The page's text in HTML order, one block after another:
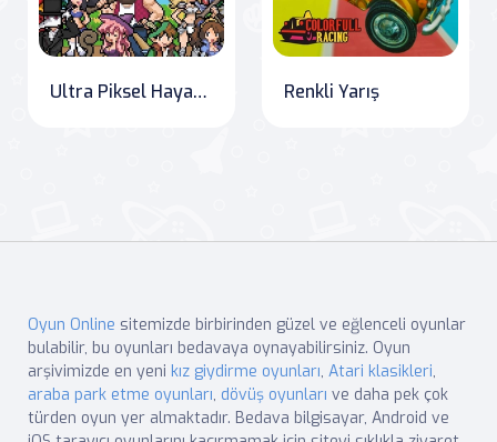
Ultra Piksel Hayatta Kalma Renkli Yarış
Oyun Online sitemizde birbirinden güzel ve eğlenceli oyunlar
bulabilir, bu oyunları bedavaya oynayabilirsiniz. Oyun
arşivimizde en yeni kız giydirme oyunları, Atari klasikleri,
araba park etme oyunları, dövüş oyunları ve daha pek çok
türden oyun yer almaktadır. Bedava bilgisayar, Android ve